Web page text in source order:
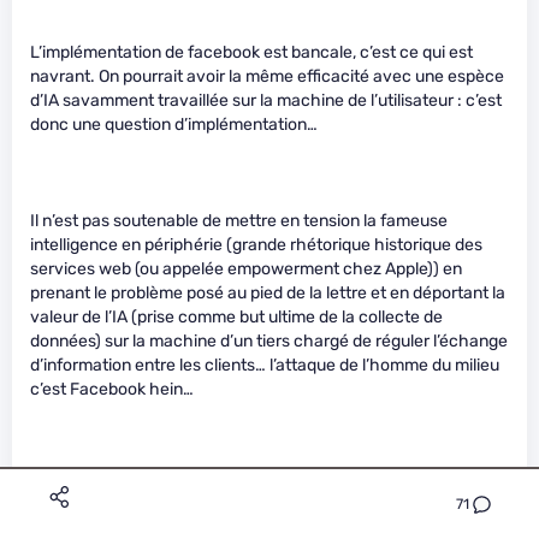
71
L’implémentation de facebook est bancale, c’est ce qui est
navrant. On pourrait avoir la même efficacité avec une espèce
d’IA savamment travaillée sur la machine de l’utilisateur : c’est
donc une question d’implémentation…
Il n’est pas soutenable de mettre en tension la fameuse
intelligence en périphérie (grande rhétorique historique des
services web (ou appelée empowerment chez Apple)) en
prenant le problème posé au pied de la lettre et en déportant la
valeur de l’IA (prise comme but ultime de la collecte de
données) sur la machine d’un tiers chargé de réguler l’échange
d’information entre les clients… l’attaque de l’homme du milieu
c’est Facebook hein…
Quant aux campagnes de promo, le service est payant sur les
plateformes comme kickstarter ou ulul non ? A minima, la